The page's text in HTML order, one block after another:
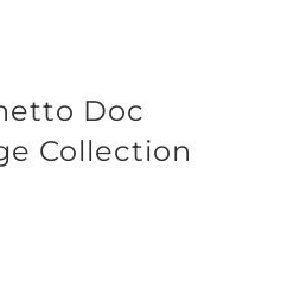
Doc
Collection